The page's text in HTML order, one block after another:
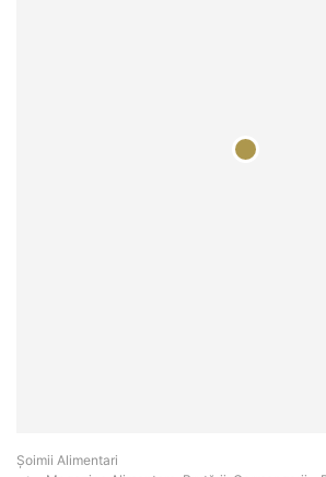
Şoimii Alimentari